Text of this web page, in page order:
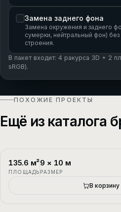
Замена заднего фона
Замена окружения и заднего
сумерки, нейтральный фон)
строения.
В пакет входит: 4 ракурса 3D + 2
sRGB).
ПОХОЖИЕ ПРОЕКТЫ
Ещё из каталога
П-1
135.6 м²
ПЛОЩАДЬ
9 × 10 м
РАЗМЕР
В корзину